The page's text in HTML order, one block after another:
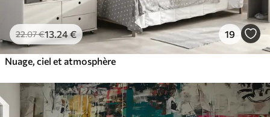
22.07€13 .24€ 19
Nuage, ciel et atmosphère